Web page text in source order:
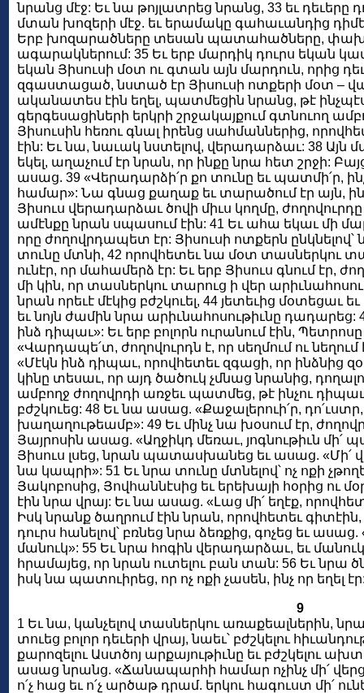
նրանց մէջ: Եւ նա թոյլատրեց նրանց, 33 եւ դեւերը
մտան խոզերի մէջ. եւ երամակը գահաւանդից
Երբ խոզարածները տեսան պատահածները,
ագարակներում: 35 Եւ երբ մարդիկ դուրս եկան
եկան Յիսուսի մօտ ու գտան այն մարդուն, որից
զգաստացած, նստած էր Յիսուսի ոտքերի մօտ –
ականատես էին եղել, պատմեցին նրանց, թէ
գերգեսացիների երկրի շրջակայքում գտնուող
Յիսուսին հեռու գնալ իրենց սահմաններից,
էին: Եւ նա, նաւակ նստելով, վերադարձաւ: 38 Այն
եկել, աղաչում էր նրան, որ ինքը նրա հետ շրջի:
ասաց. 39 «Վերադարձի՛ր քո տունը եւ պատմի՛ր,
համար»: Նա գնաց քաղաք եւ տարածում էր այն,
Յիսուս վերադարձաւ ծովի միւս կողմը,
ամէնքը նրան սպասում էին: 41 Եւ ահա եկաւ մի
որը ժողովրդապետ էր: Յիսուսի ոտքերն ընկնելով՝
տունը մտնի, 42 որովհետեւ նա մօտ տասներկու
ունէր, որ մահամերձ էր: Եւ երբ Յիսուս գնում էր,
մի կին, որ տասներկու տարուց ի վեր
նրան որեւէ մէկից բժշկուել, 44 յետեւից
եւ նոյն ժամին նրա արիւնահոսութիւնը դադարեց:
ինձ դիպաւ»: Եւ երբ բոլորն ուրանում էին,
«Վարդապե՛տ, ժողովուրդն է, որ սեղմում ու նեղում
«Մէկն ինձ դիպաւ, որովհետեւ զգացի, որ ինձնից
կինը տեսաւ, որ այդ ծածուկ չմնաց նրանից,
ամբողջ ժողովրդի առջեւ պատմեց, թէ ինչու դիպաւ
բժշկուեց: 48 Եւ նա ասաց. «Քաջալերուի՛ր,
խաղաղութեամբ»: 49 Եւ մինչ նա խօսում էր,
Յայրոսին ասաց. «Աղջիկդ մեռաւ, յոգնութիւն մի՛
Յիսուս լսեց, նրան պատասխանեց եւ ասաց. «Մի՛
նա կապրի»: 51 Եւ նրա տունը մտնելով՝ ոչ ոքի
Յակոբոսից, Յովհաննէսից եւ երեխայի հօրից ու
էին նրա վրայ: Եւ նա ասաց. «Լաց մի՛ եղէք,
Իսկ նրանք ծաղրում էին նրան, որովհետեւ գիտէին,
դուրս հանելով՝ բռնեց նրա ձեռքից, գոչեց եւ ասաց.
մանուկ»: 55 Եւ նրա հոգին վերադարձաւ, եւ
հրամայեց, որ նրան ուտելու բան տան: 56 Եւ նրա
իսկ նա պատուիրեց, որ ոչ ոքի չասեն, ինչ որ եղել
9
1 Եւ նա, կանչելով տասներկու առաքեալներին,
տուեց բոլոր դեւերի վրայ, նաեւ՝ բժշկելու
քարոզելու Աստծոյ արքայութիւնը եւ բժշկելու
ասաց նրանց. «Ճանապարհի համար ոչինչ մի՛
ո՛չ հաց եւ ո՛չ արծաթ դրամ. երկու հագուստ մի՛